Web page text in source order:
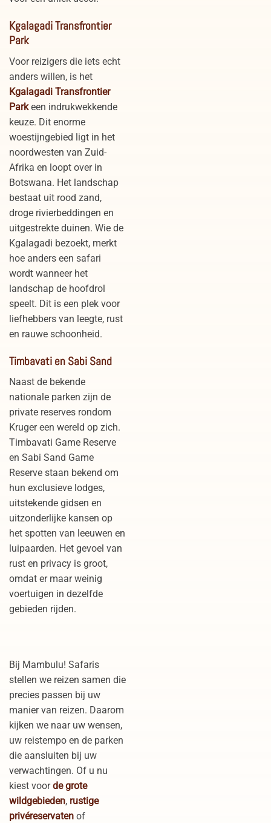
Kgalagadi Transfrontier
Park
Voor reizigers die iets echt
anders willen, is het
Kgalagadi Transfrontier
Parkeen indrukwekkende
keuze. Dit enorme
woestijngebied ligt in het
noordwesten van Zuid-
Afrika en loopt over in
Botswana. Het landschap
bestaat uit rood zand,
droge rivierbeddingen en
uitgestrekte duinen. Wie de
Kgalagadi bezoekt, merkt
hoe anders een safari
wordt wanneer het
landschap de hoofdrol
speelt. Dit is een plek voor
liefhebbers van leegte, rust
en rauwe schoonheid.
Timbavati en Sabi Sand
Naast de bekende
nationale parken zijn de
private reserves rondom
Kruger een wereld op zich.
Timbavati Game Reserve
en Sabi Sand Game
Reserve staan bekend om
hun exclusieve lodges,
uitstekende gidsen en
uitzonderlijke kansen op
het spotten van leeuwen en
luipaarden. Het gevoel van
rust en privacy is groot,
omdat er maar weinig
voertuigen in dezelfde
gebieden rijden.
Bij Mambulu! Safaris
stellen we reizen samen die
precies passen bij uw
manier van reizen. Daarom
kijken we naar uw wensen,
uw reistempo en de parken
die aansluiten bij uw
verwachtingen. Of u nu
kiest voorde grote
wildgebieden, rustige
privéreservaten of